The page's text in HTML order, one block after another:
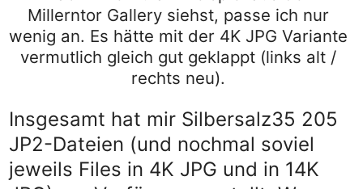
Millerntor Gallery siehst, passe ich nur
wenig an. Es hätte mit der 4K JPG Variante
vermutlich gleich gut geklappt (links alt /
rechts neu).
Insgesamt hat mir Silbersalz35 205
JP2-Dateien (und nochmal soviel
jeweils Files in 4K JPG und in 14K